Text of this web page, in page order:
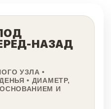
НАЗАД
УЗЛА •
• ДИАМЕТР,
И